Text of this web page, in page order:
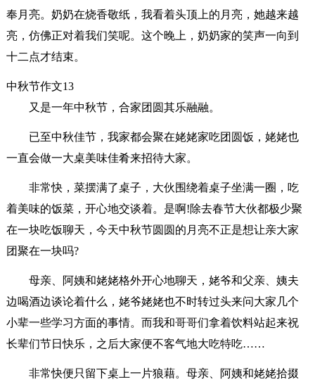
奉月亮。奶奶在烧香敬纸，我看着头顶上的月亮，她越来越
亮，仿佛正对着我们笑呢。这个晚上，奶奶家的笑声一向到
十二点才结束。
中秋节作文13
又是一年中秋节，合家团圆其乐融融。
已至中秋佳节，我家都会聚在姥姥家吃团圆饭，姥姥也
一直会做一大桌美味佳肴来招待大家。
非常快，菜摆满了桌子，大伙围绕着桌子坐满一圈，吃
着美味的饭菜，开心地交谈着。是啊!除去春节大伙都极少聚
在一块吃饭聊天，今天中秋节圆圆的月亮不正是想让亲大家
团聚在一块吗?
母亲、阿姨和姥姥格外开心地聊天，姥爷和父亲、姨夫
边喝酒边谈论着什么，姥爷姥姥也不时转过头来问大家几个
小辈一些学习方面的事情。而我和哥哥们拿着饮料站起来祝
长辈们节日快乐，之后大家便不客气地大吃特吃……
非常快便只留下桌上一片狼藉。母亲、阿姨和姥姥拾掇